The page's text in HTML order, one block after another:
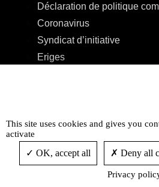
Déclaration de politique
Coronavirus
Syndicat d’initiative
Eriges
Accessibilité
This site uses cookies and gives you
activate
OK, accept all Deny all
Privacy